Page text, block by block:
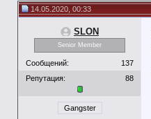
14.05.2020, 00:33
SLON
Senior Member
Сообщений:
137
Репутация:
88
Gangster